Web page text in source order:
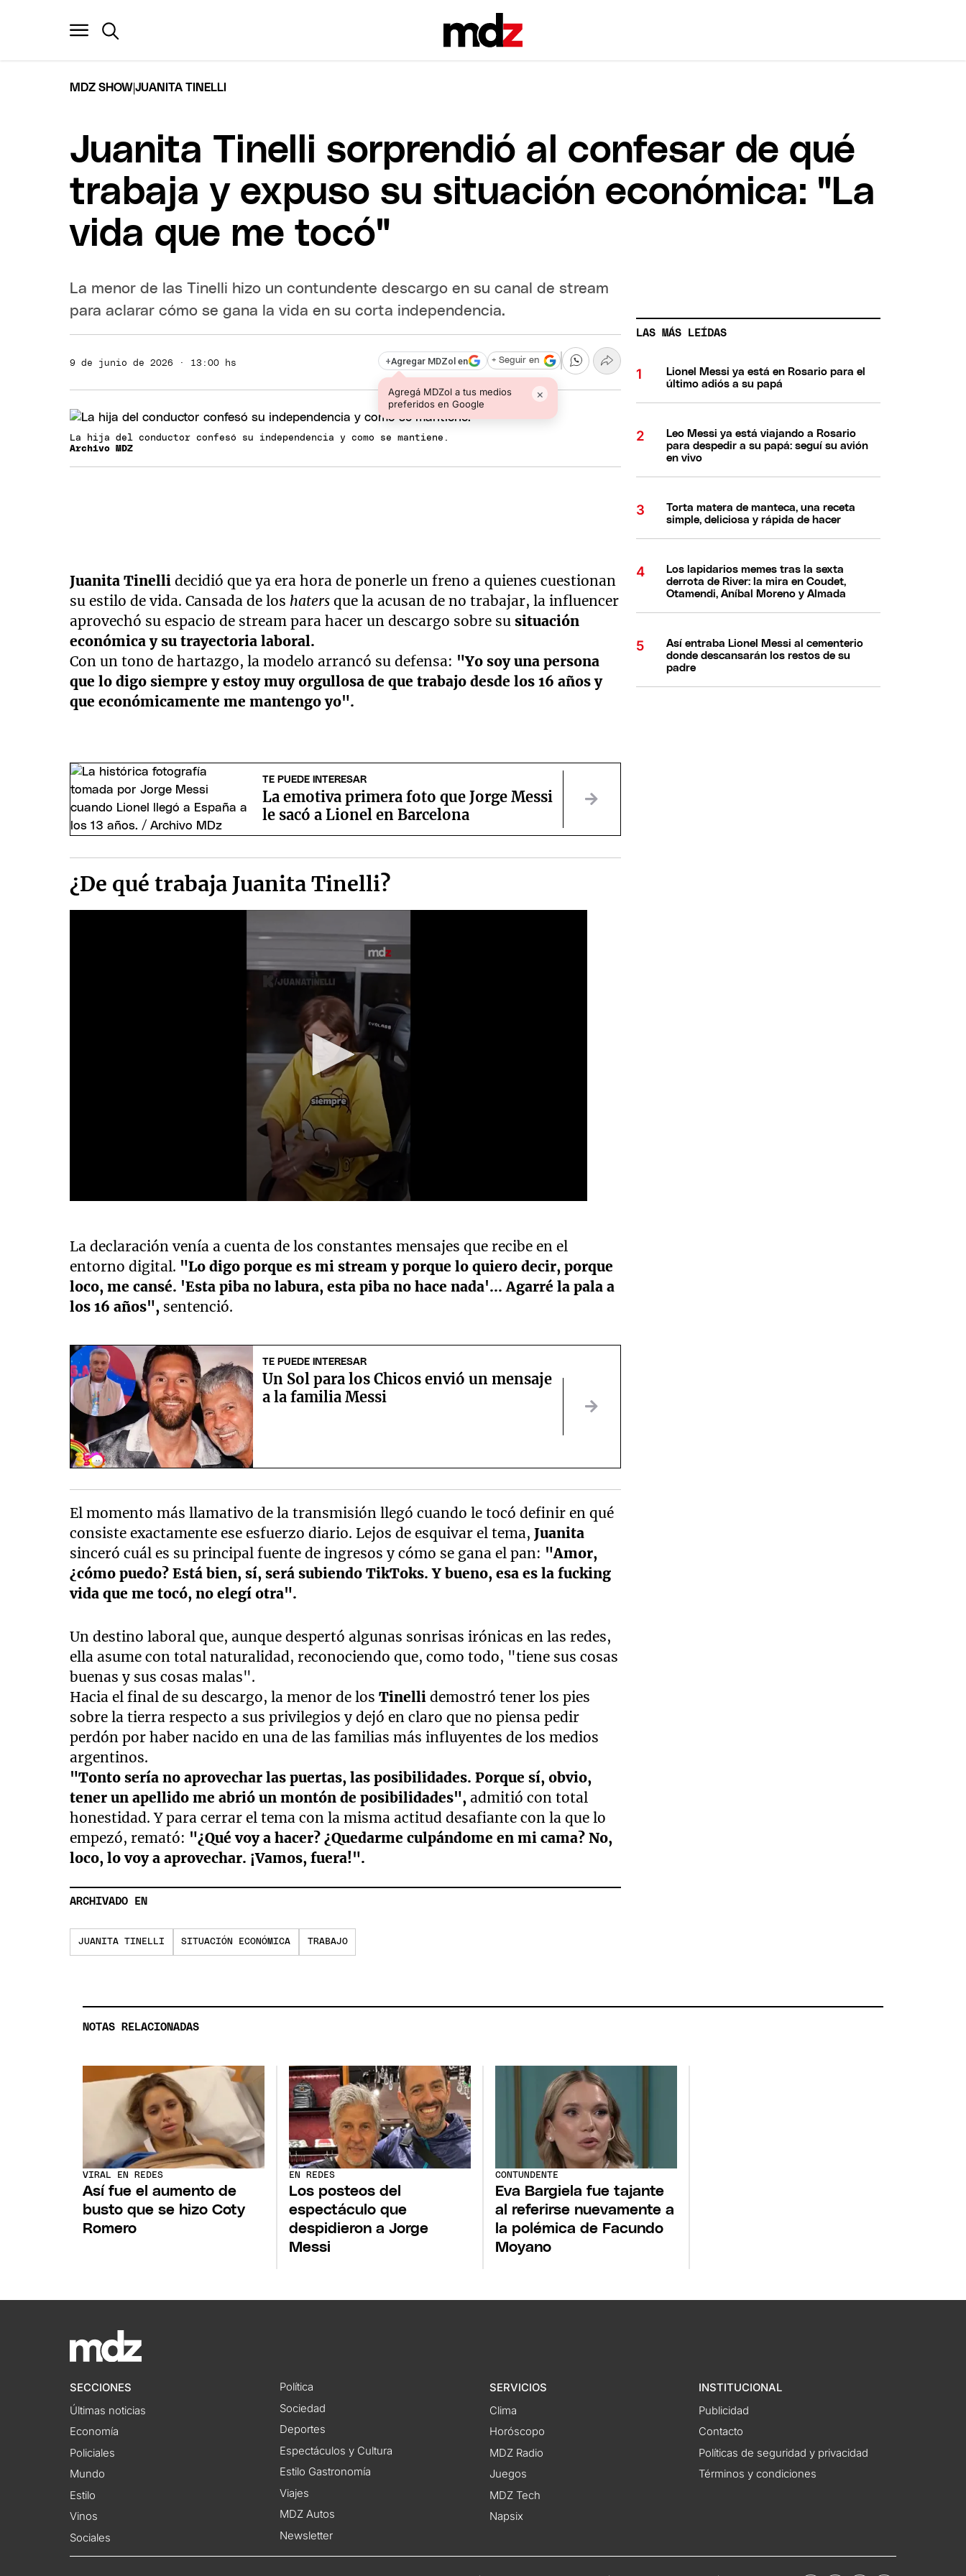
MDZ SHOW|JUANITA TINELLI
Juanita Tinelli sorprendió al confesar de qué
trabaja y expuso su situación económica: "La
vida que me tocó"
La menor de las Tinelli hizo un contundente descargo en su canal de stream
para aclarar cómo se gana la vida en su corta independencia.
9 de junio de 2026 · 13:00 hs +Agregar MDZol en
Agregá MDZol a tus medios
preferidos en Google
×
+ Seguir en
La hija del conductor confesó su independencia y como se mantiene.
Archivo MDZ
Juanita Tinellidecidió que ya era hora de ponerle un freno a quienes cuestionan
su estilo de vida. Cansada de los haters que la acusan de no trabajar, la influencer
aprovechó su espacio de stream para hacer un descargo sobre susituación
económica y su trayectoria laboral.
Con un tono de hartazgo, la modelo arrancó su defensa: "Yo soy una persona
que lo digo siempre y estoy muy orgullosa de que trabajo desde los 16 años y
que económicamente me mantengo yo".
TE PUEDE INTERESAR
La emotiva primera foto que Jorge Messi
le sacó a Lionel en Barcelona
¿De qué trabaja Juanita Tinelli?
La declaración venía a cuenta de los constantes mensajes que recibe en el
entorno digital. "Lo digo porque es mi stream y porque lo quiero decir, porque
loco, me cansé. 'Esta piba no labura, esta piba no hace nada'... Agarré la pala a
los 16 años", sentenció.
TE PUEDE INTERESAR
Un Sol para los Chicos envió un mensaje
a la familia Messi
El momento más llamativo de la transmisión llegó cuando le tocó definir en qué
consiste exactamente ese esfuerzo diario. Lejos de esquivar el tema,Juanita
sinceró cuál es su principal fuente de ingresos y cómo se gana el pan: "Amor,
¿cómo puedo? Está bien, sí, será subiendo TikToks. Y bueno, esa es la fucking
vida que me tocó, no elegí otra".
Un destino laboral que, aunque despertó algunas sonrisas irónicas en las redes,
ella asume con total naturalidad, reconociendo que, como todo, "tiene sus cosas
buenas y sus cosas malas".
Hacia el final de su descargo, la menor de losTinellidemostró tener los pies
sobre la tierra respecto a sus privilegios y dejó en claro que no piensa pedir
perdón por haber nacido en una de las familias más influyentes de los medios
argentinos.
"Tonto sería no aprovechar las puertas, las posibilidades. Porque sí, obvio,
tener un apellido me abrió un montón de posibilidades", admitió con total
honestidad. Y para cerrar el tema con la misma actitud desafiante con la que lo
empezó, remató: "¿Qué voy a hacer? ¿Quedarme culpándome en mi cama? No,
loco, lo voy a aprovechar. ¡Vamos, fuera!".
ARCHIVADO EN
JUANITA TINELLI SITUACIÓN ECONÓMICA TRABAJO
LAS MÁS LEÍDAS
Lionel Messi ya está en Rosario para el
último adiós a su papá
Leo Messi ya está viajando a Rosario
para despedir a su papá: seguí su avión
en vivo
Torta matera de manteca, una receta
simple, deliciosa y rápida de hacer
Los lapidarios memes tras la sexta
derrota de River: la mira en Coudet,
Otamendi, Aníbal Moreno y Almada
Así entraba Lionel Messi al cementerio
donde descansarán los restos de su
padre
NOTAS RELACIONADAS
VIRAL EN REDES
Así fue el aumento de
busto que se hizo Coty
Romero
EN REDES
Los posteos del
espectáculo que
despidieron a Jorge
Messi
CONTUNDENTE
Eva Bargiela fue tajante
al referirse nuevamente a
la polémica de Facundo
Moyano
SECCIONES
Últimas noticias
Economía
Policiales
Mundo
Estilo
Vinos
Sociales
Política
Sociedad
Deportes
Espectáculos y Cultura
Estilo Gastronomía
Viajes
MDZ Autos
Newsletter
SERVICIOS
Clima
Horóscopo
MDZ Radio
Juegos
MDZ Tech
Napsix
INSTITUCIONAL
Publicidad
Contacto
Políticas de seguridad y privacidad
Términos y condiciones